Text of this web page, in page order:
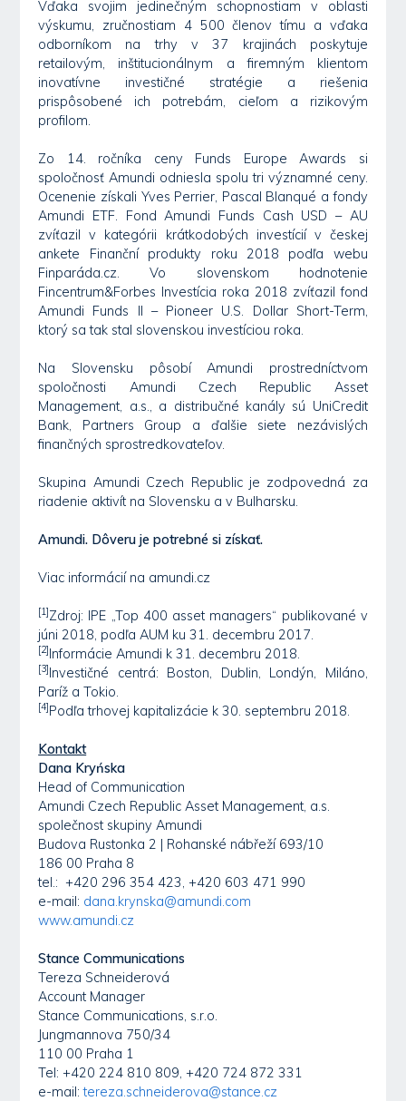
Vďaka svojim jedinečným schopnostiam v oblasti
výskumu, zručnostiam 4 500 členov tímu a vďaka
odborníkom na trhy v 37 krajinách poskytuje
retailovým, inštitucionálnym a firemným klientom
inovatívne investičné stratégie a riešenia
prispôsobené ich potrebám, cieľom a rizikovým
profilom.
Zo 14. ročníka ceny Funds Europe Awards si
spoločnosť Amundi odniesla spolu tri významné ceny.
Ocenenie získali Yves Perrier, Pascal Blanqué a fondy
Amundi ETF. Fond Amundi Funds Cash USD – AU
zvíťazil v kategórii krátkodobých investícií v českej
ankete Finanční produkty roku 2018 podľa webu
Finparáda.cz. Vo slovenskom hodnotenie
Fincentrum&Forbes Investícia roka 2018 zvíťazil fond
Amundi Funds II – Pioneer U.S. Dollar Short-Term,
ktorý sa tak stal slovenskou investíciou roka.
Na Slovensku pôsobí Amundi prostredníctvom
spoločnosti Amundi Czech Republic Asset
Management, a.s., a distribučné kanály sú UniCredit
Bank, Partners Group a ďalšie siete nezávislých
finančných sprostredkovateľov.
Skupina Amundi Czech Republic je zodpovedná za
riadenie aktivít na Slovensku a v Bulharsku.
Amundi. Dôveru je potrebné si získať.
Viac informácií na amundi.cz
[1]Zdroj: IPE „Top 400 asset managers“ publikované v
júni 2018, podľa AUM ku 31. decembru 2017.
[2]Informácie Amundi k 31. decembru 2018.
[3]Investičné centrá: Boston, Dublin, Londýn, Miláno,
Paríž a Tokio.
[4]Podľa trhovej kapitalizácie k 30. septembru 2018.
Kontakt
Dana Kryńska
Head of Communication
Amundi Czech Republic Asset Management, a.s.
společnost skupiny Amundi
Budova Rustonka 2 | Rohanské nábřeží 693/10
186 00 Praha 8
tel.: +420 296 354 423, +420 603 471 990
e-mail: dana.krynska@amundi.com
www.amundi.cz
Stance Communications
Tereza Schneiderová
Account Manager
Stance Communications, s.r.o.
Jungmannova 750/34
110 00 Praha 1
Tel: +420 224 810 809, +420 724 872 331
e-mail:tereza.schneiderova@stance.cz